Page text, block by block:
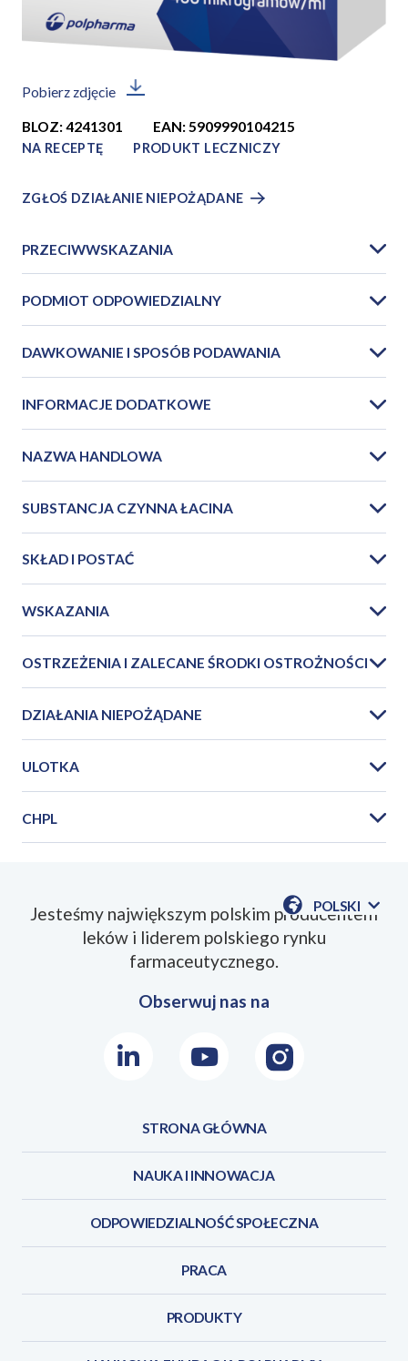
Pobierz zdjęcie
BLOZ: 4241301 EAN: 5909990104215
NA RECEPTĘ PRODUKT LECZNICZY
ZGŁOŚ DZIAŁANIE NIEPOŻĄDANE
PRZECIWWSKAZANIA
PODMIOT ODPOWIEDZIALNY
DAWKOWANIE I SPOSÓB PODAWANIA
INFORMACJE DODATKOWE
NAZWA HANDLOWA
SUBSTANCJA CZYNNA ŁACINA
SKŁAD I POSTAĆ
WSKAZANIA
OSTRZEŻENIA I ZALECANE ŚRODKI OSTROŻNOŚCI
DZIAŁANIA NIEPOŻĄDANE
ULOTKA
PIL_Naloxonum_hydr_wzf_2025_12PL.pdf
CHPL
SmPC_Naloxonum_hydr_wzf_2025_12PL.pdf
POLSKI
POKAŻ
Jesteśmy największym polskim producentem
leków i liderem polskiego rynku
farmaceutycznego.
Obserwuj nas na
LinkedInYoutubeInstagram
STRONA GŁÓWNA
NAUKA I INNOWACJA
ODPOWIEDZIALNOŚĆ SPOŁECZNA
PRACA
PRODUKTY